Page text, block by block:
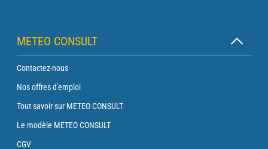
METEO CONSULT
Contactez-nous
Nos offres d'emploi
Tout savoir sur METEO CONSULT
Le modèle METEO CONSULT
CGV